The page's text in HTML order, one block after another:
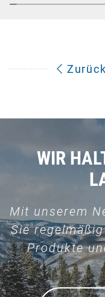
WIR
Mit unserem
Sie
Produkte